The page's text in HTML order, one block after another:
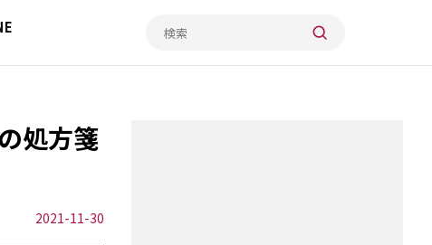
処方箋
2021-11-30